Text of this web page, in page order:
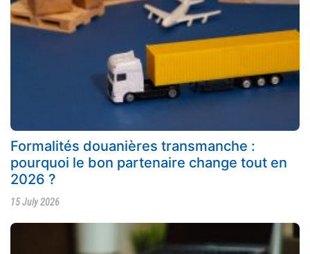
Formalités douanières transmanche :
pourquoi le bon partenaire change tout en
2026 ?
15 July 2026